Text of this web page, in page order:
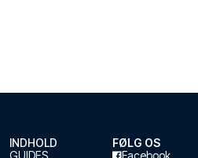
INDHOLD
FØLG OS